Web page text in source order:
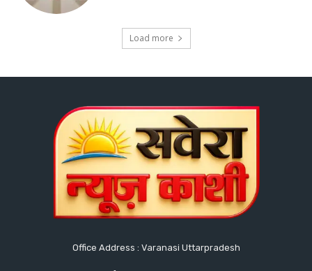
Load more
Office Address : Varanasi Uttarpradesh